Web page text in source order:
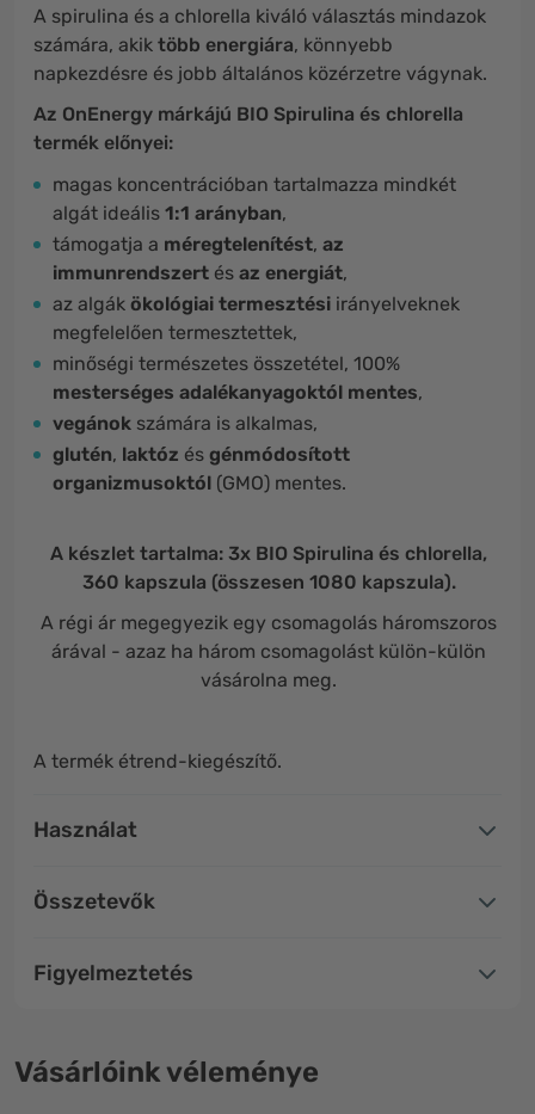
A spirulina és a chlorella kiváló választás mindazok
számára, akik több energiára, könnyebb
napkezdésre és jobb általános közérzetre vágynak.
Az OnEnergy márkájú BIO Spirulina és chlorella
termék előnyei:
magas koncentrációban tartalmazza mindkét
algát ideális 1:1 arányban,
támogatja a méregtelenítést, az
immunrendszert és az energiát,
az algák ökológiai termesztési irányelveknek
megfelelően termesztettek,
minőségi természetes összetétel, 100%
mesterséges adalékanyagoktól mentes,
vegánok számára is alkalmas,
glutén, laktóz és génmódosított
organizmusoktól (GMO) mentes.
A készlet tartalma: 3x BIO Spirulina és chlorella,
360 kapszula (összesen 1080 kapszula).
A régi ár megegyezik egy csomagolás háromszoros
árával - azaz ha három csomagolást külön-külön
vásárolna meg.
A termék étrend-kiegészítő.
Használat
Összetevők
Figyelmeztetés
Vásárlóink véleménye